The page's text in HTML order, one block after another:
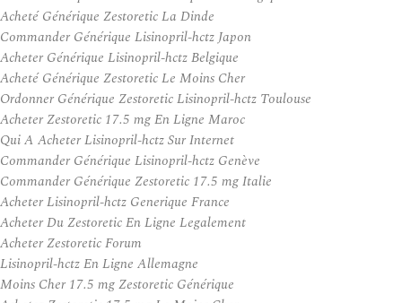
Acheté Générique Zestoretic La Dinde
Commander Générique Lisinopril-hctz Japon
Acheter Générique Lisinopril-hctz Belgique
Acheté Générique Zestoretic Le Moins Cher
Ordonner Générique Zestoretic Lisinopril-hctz Toulouse
Acheter Zestoretic 17.5 mg En Ligne Maroc
Qui A Acheter Lisinopril-hctz Sur Internet
Commander Générique Lisinopril-hctz Genève
Commander Générique Zestoretic 17.5 mg Italie
Acheter Lisinopril-hctz Generique France
Acheter Du Zestoretic En Ligne Legalement
Acheter Zestoretic Forum
Lisinopril-hctz En Ligne Allemagne
Moins Cher 17.5 mg Zestoretic Générique